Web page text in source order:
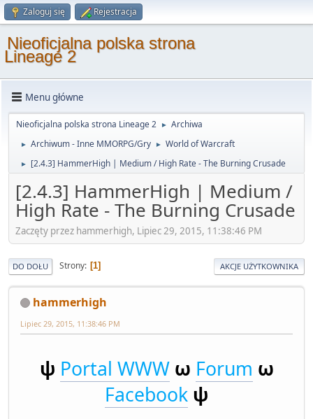
Zaloguj się Rejestracja
Nieoficjalna polska strona
Lineage 2
Menu główne
Nieoficjalna polska strona Lineage 2 ► Archiwa
► Archiwum - Inne MMORPG/Gry ► World of Warcraft
► [2.4.3] HammerHigh | Medium / High Rate - The Burning Crusade
[2.4.3] HammerHigh | Medium /
High Rate - The Burning Crusade
Zaczęty przez hammerhigh, Lipiec 29, 2015, 11:38:46 PM
DO DOŁU Strony 1 AKCJE UŻYTKOWNIKA
hammerhigh
Lipiec 29, 2015, 11:38:46 PM
ψ Portal WWW ω Forum ω
Facebook ψ